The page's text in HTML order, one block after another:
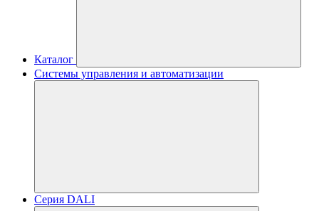
Каталог
Системы управления и автоматизации
Серия DALI